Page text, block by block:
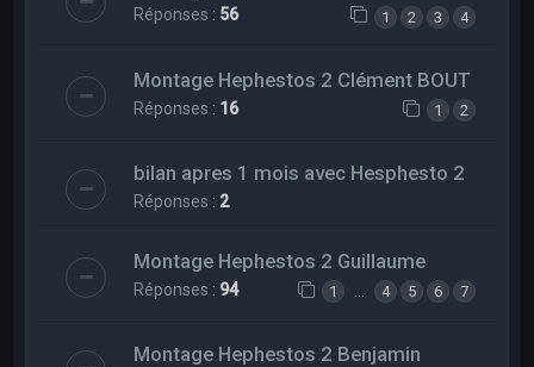
Réponses : 56 1 2 3 4
Montage Hephestos 2 Clément BOUT
Réponses : 16 1 2
bilan apres 1 mois avec Hesphesto 2
Réponses : 2
Montage Hephestos 2 Guillaume
Réponses : 94 1 4 5 6 7
Montage Hephestos 2 Benjamin